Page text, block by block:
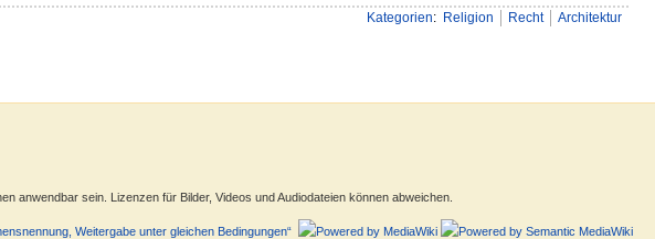
Kategorien: Religion Recht Architektur
anwendbar sein. Lizenzen für Bilder, Videos und Audiodateien können abweichen.